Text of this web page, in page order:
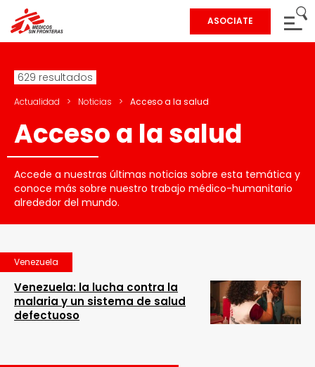
ASOCIATE
629 resultados
Actualidad > Noticias > Acceso a la salud
Acceso a la salud
Accede a nuestras últimas noticias sobre esta temática y
conoce más sobre nuestro trabajo médico-humanitario
alrededor del mundo.
Venezuela
Venezuela: la lucha contra la
malaria y un sistema de salud
defectuoso